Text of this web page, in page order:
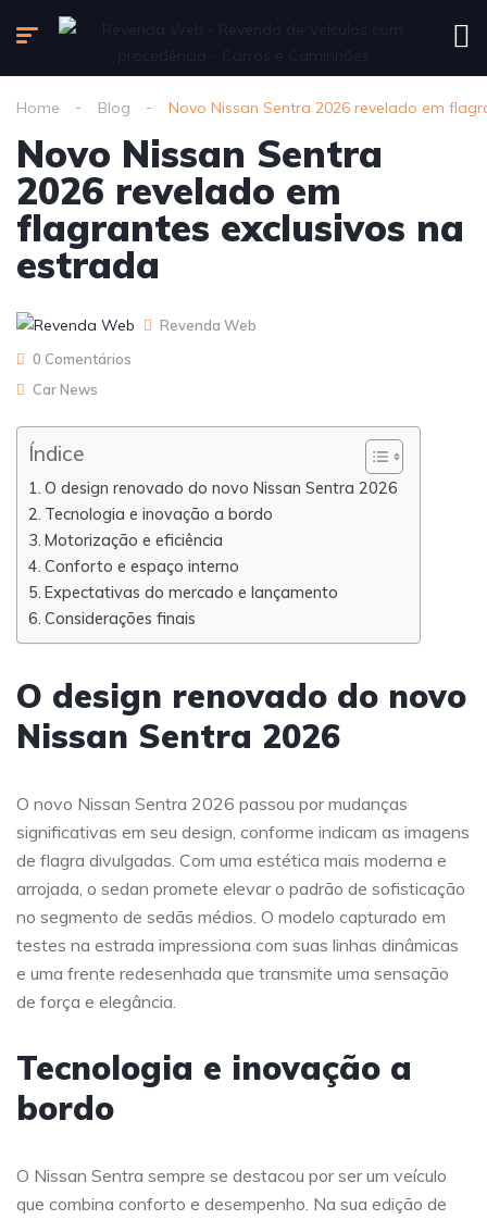
Home Blog Novo Nissan Sentra 2026 revelado em
Novo Nissan Sentra
2026 revelado em
flagrantes exclusivos na
estrada
Revenda Web
0 Comentários
Car News
Índice
O design renovado do novo Nissan Sentra 2026
Tecnologia e inovação a bordo
Motorização e eficiência
Conforto e espaço interno
Expectativas do mercado e lançamento
Considerações finais
O design renovado do novo
Nissan Sentra 2026
O novo Nissan Sentra 2026 passou por mudanças
significativas em seu design, conforme indicam as imagens
de flagra divulgadas. Com uma estética mais moderna e
arrojada, o sedan promete elevar o padrão de sofisticação
no segmento de sedãs médios. O modelo capturado em
testes na estrada impressiona com suas linhas dinâmicas
e uma frente redesenhada que transmite uma sensação
de força e elegância.
Tecnologia e inovação a
bordo
O Nissan Sentra sempre se destacou por ser um veículo
que combina conforto e desempenho. Na sua edição de